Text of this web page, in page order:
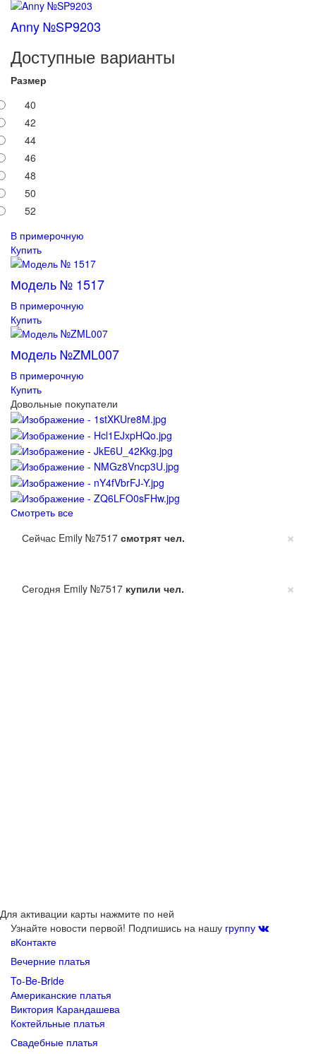
Anny №SP9203
Доступные варианты
Размер
40
42
44
46
48
50
52
В примерочную
Купить
Модель № 1517
В примерочную
Купить
Модель №ZML007
В примерочную
Купить
Довольные покупатели
Смотреть все
×
Сейчас Emily №7517 смотрят чел.
×
Сегодня Emily №7517 купили чел.
Для активации карты нажмите по ней
Узнайте новости первой! Подпишись на нашу группу
вКонтакте
Вечерние платья
To-Be-Bride
Американские платья
Виктория Карандашева
Коктейльные платья
Свадебные платья